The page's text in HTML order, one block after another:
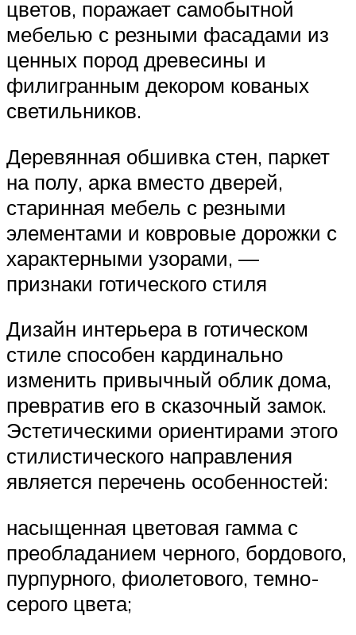
цветов, поражает самобытной
мебелью с резными фасадами из
ценных пород древесины и
филигранным декором кованых
светильников.
Деревянная обшивка стен, паркет
на полу, арка вместо дверей,
старинная мебель с резными
элементами и ковровые дорожки с
характерными узорами, —
признаки готического стиля
Дизайн интерьера в готическом
стиле способен кардинально
изменить привычный облик дома,
превратив его в сказочный замок.
Эстетическими ориентирами этого
стилистического направления
является перечень особенностей:
насыщенная цветовая гамма с
преобладанием черного, бордового,
пурпурного, фиолетового, темно-
серого цвета;